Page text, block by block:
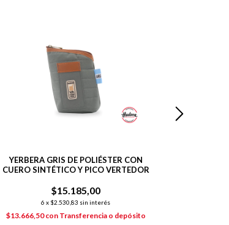
YERBERA GRIS DE POLIÉSTER CON
CUERO SINTÉTICO Y PICO VERTEDOR
$15.185,00
6 x $2.530,83 sin interés
$13.666,50con Transferencia o depósito